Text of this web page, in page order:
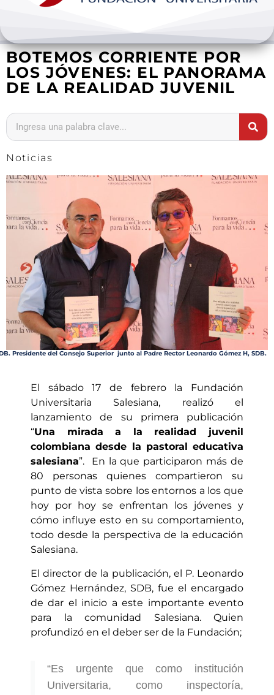
Internacionalización
Investigación
Extension y desarrollo
BOTEMOS CORRIENTE POR
LOS JÓVENES: EL PANORAMA
DE LA REALIDAD JUVENIL
Noticias
Presidente del Consejo Superior junto al Padre Rector Leonardo Gómez H, SDB.
El sábado 17 de febrero la Fundación
Universitaria Salesiana, realizó el
lanzamiento de su primera publicación
“Una mirada a la realidad juvenil
colombiana desde la pastoral educativa
salesiana”. En la que participaron más de
80 personas quienes compartieron su
punto de vista sobre los entornos a los que
hoy por hoy se enfrentan los jóvenes y
cómo influye esto en su comportamiento,
todo desde la perspectiva de la educación
Salesiana.
El director de la publicación, el P. Leonardo
Gómez Hernández, SDB, fue el encargado
de dar el inicio a este importante evento
para la comunidad Salesiana. Quien
profundizó en el deber ser de la Fundación;
“Es urgente que como institución
Universitaria, como inspectoría,